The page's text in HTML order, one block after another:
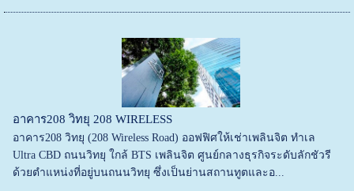
อาคาร208 วิทยุ 208 WIRELESS
อาคาร208 วิทยุ (208 Wireless Road) ออฟฟิศให้เช่าเพลินจิต ทำเล
Ultra CBD ถนนวิทยุ ใกล้ BTS เพลินจิต ศูนย์กลางธุรกิจระดับลักชัวรี
ด้วยตำแหน่งที่อยู่บนถนนวิทยุ ซึ่งเป็นย่านสถานทูตและอ...